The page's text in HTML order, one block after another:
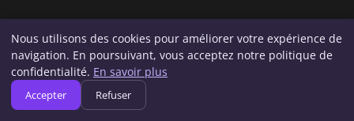
© 2026 Geeksunite.net. Tous droits réservés.
Plan du site
Nous utilisons des cookies pour améliorer votre expérience de
navigation. En poursuivant, vous acceptez notre politique de
confidentialité. En savoir plus
Accepter Refuser